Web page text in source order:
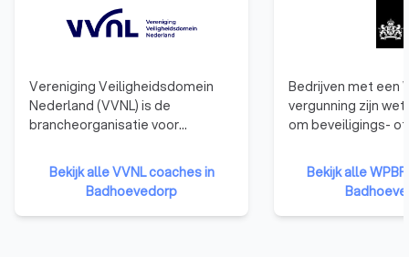
Vereniging Veiligheidsdomein
Nederland (VVNL) is de
brancheorganisatie voor
veiligheidsdomein, voorheen
bekend als VBe NL. Ze
vertegenwoordigen een breed
scala aan diensten binnen
Bekijk alle VVNL coaches in
Badhoevedorp
Bedrijven met een
vergunning zijn
om beveiligings- of
voeren in
vergunning wordt
door Justis en is
o.a. particuliere
Bekijk alle